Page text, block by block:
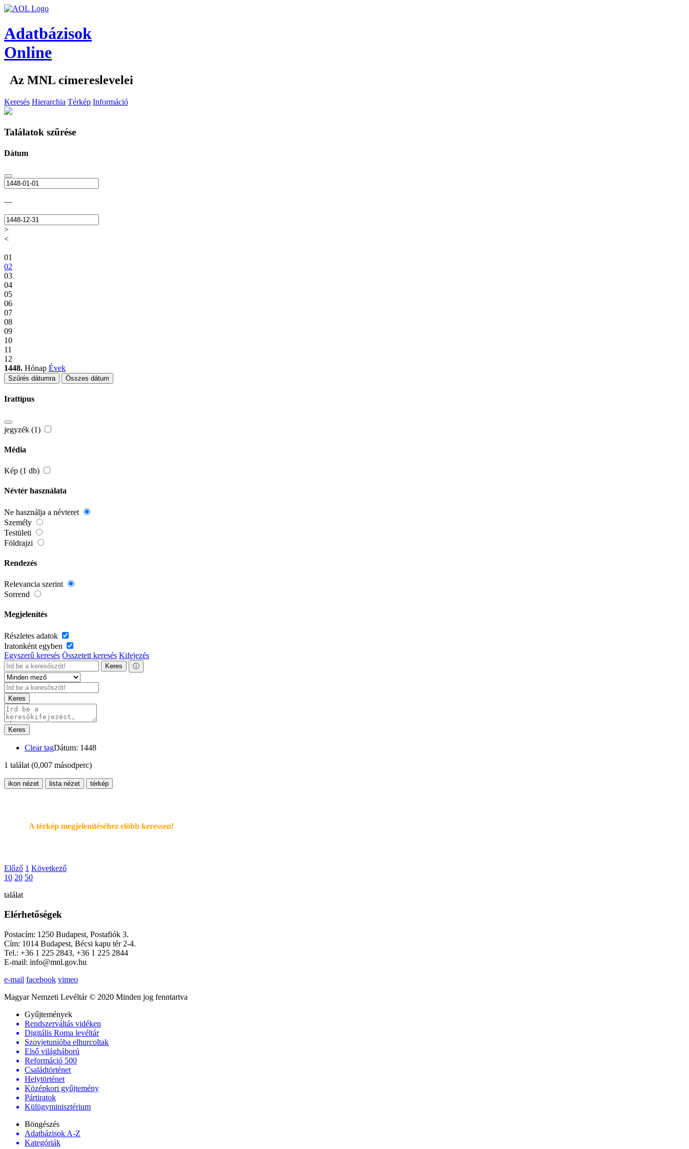
Adatbázisok
Online
Az MNL címereslevelei
Keresés Hierarchia Térkép Információ
Találatok szűrése
Dátum
—
>
<
01
02
03
04
05
06
07
08
09
10
11
12
1448. Hónap Évek
Szűrés dátumra Összes dátum
Irattípus
jegyzék (1)
Média
Kép (1 db)
Névtér használata
Ne használja a névteret
Személy
Testületi
Földrajzi
Rendezés
Relevancia szerint
Sorrend
Megjelenítés
Részletes adatok
Iratonként egyben
Egyszerű keresés Összetett keresés Kifejezés
Keres ⓘ
Keres
Keres
Clear tagDátum: 1448
1 találat (0,007 másodperc)
ikon nézet lista nézet térkép
A térkép megjelenítéséhez elöbb keressen!
Előző 1 Következő
10 20 50
találat
Elérhetőségek
Postacím: 1250 Budapest, Postafiók 3.
Cím: 1014 Budapest, Bécsi kapu tér 2-4.
Tel.: +36 1 225 2843, +36 1 225 2844
E-mail: info@mnl.gov.hu
e-mail facebook vimeo
Magyar Nemzeti Levéltár © 2020 Minden jog fenntartva
Gyűjtemények
Rendszerváltás vidéken
Digitális Roma levéltár
Szovjetunióba elhurcoltak
Első világháború
Reformáció 500
Családtörténet
Helytörténet
Középkori gyűjtemény
Pártiratok
Külügyminisztérium
Böngészés
Adatbázisok A-Z
Kategóriák